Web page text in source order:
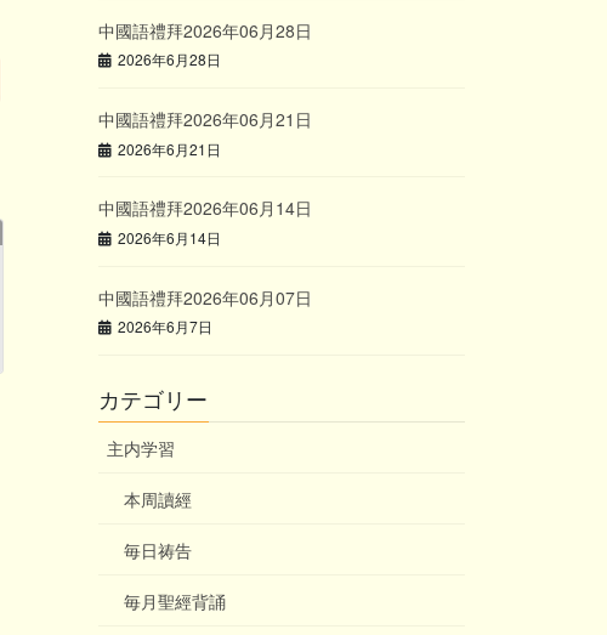
中國語禮拜2026年06月28日
2026年6月28日
中國語禮拜2026年06月21日
2026年6月21日
中國語禮拜2026年06月14日
2026年6月14日
中國語禮拜2026年06月07日
2026年6月7日
カテゴリー
主内学習
本周讀經
毎日祷告
毎月聖經背誦